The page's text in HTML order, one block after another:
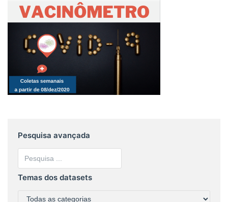
Pesquisa avançada
Temas dos datasets